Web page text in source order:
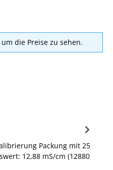
die Preise zu sehen.
Packung mit 25
12,88 mS/cm (12880